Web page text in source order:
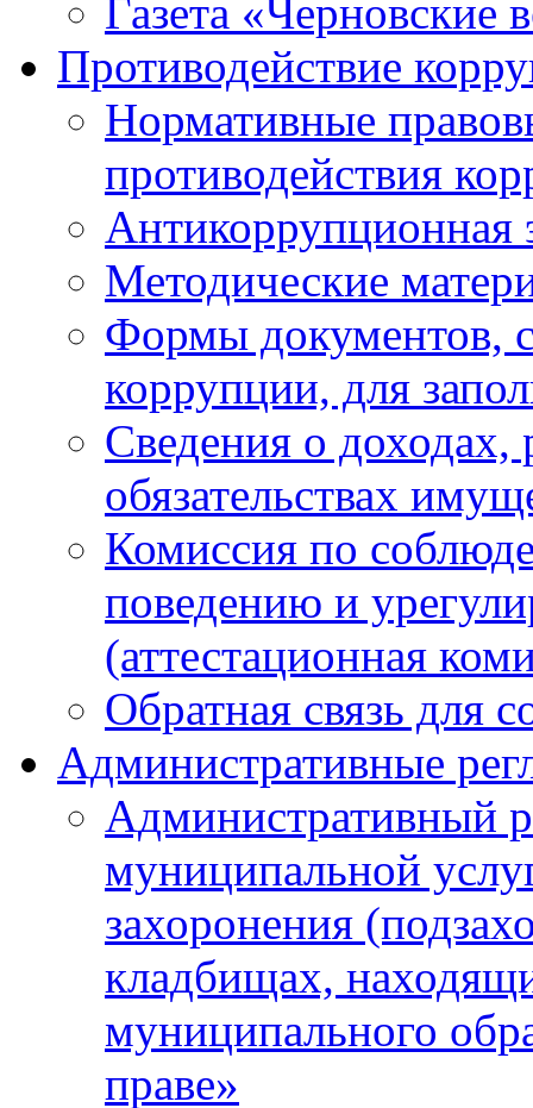
Газета «Черновские
Противодействие
Нормативные
противодействия
Антикоррупционная
Методические
Формы документов,
коррупции, для
Сведения о доходах,
обязательствах
Комиссия по
поведению и
(аттестационная
Обратная связь для
Административные
Административный
муниципальной
захоронения
кладбищах,
муниципального
праве»